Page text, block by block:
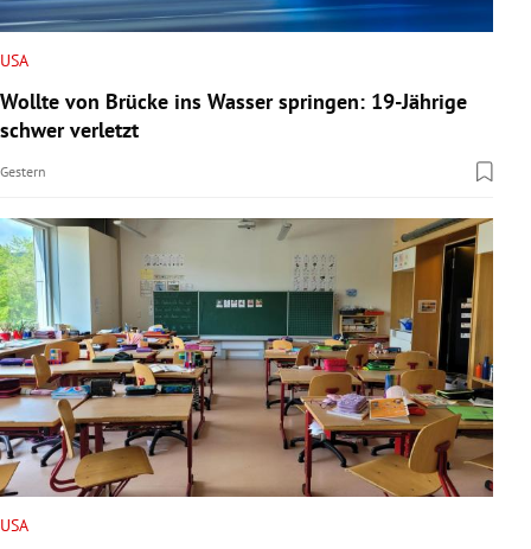
USA
Wollte von Brücke ins Wasser springen: 19-Jährige
schwer verletzt
Gestern
USA